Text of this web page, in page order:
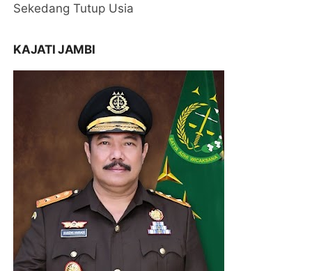
Sekedang Tutup Usia
KAJATI JAMBI